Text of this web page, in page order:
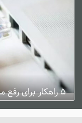
۵ راهکار برای رفع مشکل وصل نشدن کامپیوتر به اینترنت